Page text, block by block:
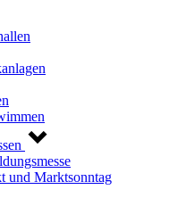
und Marktsonntag